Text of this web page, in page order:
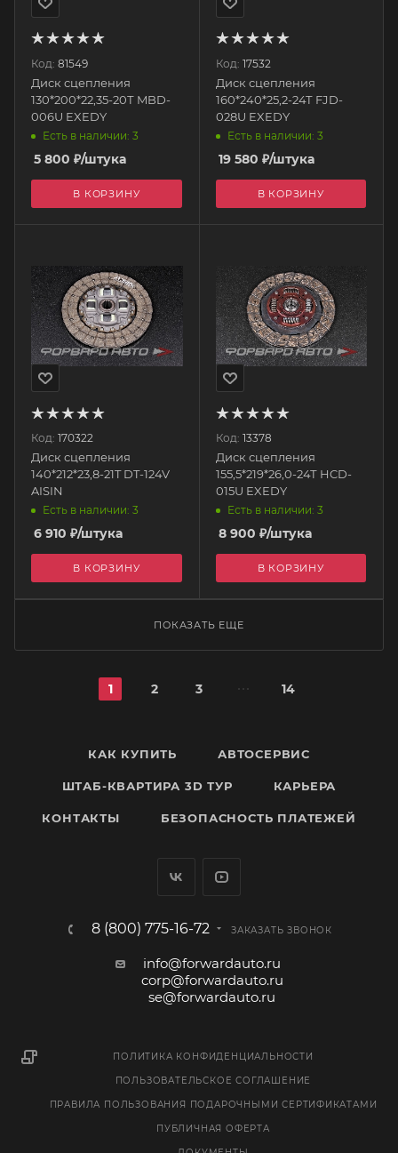
Код: 81549
Диск сцепления
130*200*22,35-20Т MBD-
006U EXEDY
Есть в наличии: 3
5 800 ₽/штука
В КОРЗИНУ
Код: 17532
Диск сцепления
160*240*25,2-24Т FJD-
028U EXEDY
Есть в наличии: 3
19 580 ₽/штука
В КОРЗИНУ
Код: 170322
Диск сцепления
140*212*23,8-21T DT-124V
AISIN
Есть в наличии: 3
6 910 ₽/штука
В КОРЗИНУ
Код: 13378
Диск сцепления
155,5*219*26,0-24Т HCD-
015U EXEDY
Есть в наличии: 3
8 900 ₽/штука
В КОРЗИНУ
ПОКАЗАТЬ ЕЩЕ
1 2 3 14
КАК КУПИТЬ АВТОСЕРВИС
ШТАБ-КВАРТИРА 3D ТУР КАРЬЕРА
КОНТАКТЫ БЕЗОПАСНОСТЬ ПЛАТЕЖЕЙ
8 (800) 775-16-72 ЗАКАЗАТЬ ЗВОНОК
info@forwardauto.ru
corp@forwardauto.ru
se@forwardauto.ru
ПОЛИТИКА КОНФИДЕНЦИАЛЬНОСТИ
ПОЛЬЗОВАТЕЛЬСКОЕ СОГЛАШЕНИЕ
ПРАВИЛА ПОЛЬЗОВАНИЯ ПОДАРОЧНЫМИ СЕРТИФИКАТАМИ
ПУБЛИЧНАЯ ОФЕРТА